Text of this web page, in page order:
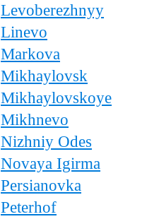
Levoberezhnyy
Linevo
Markova
Mikhaylovsk
Mikhaylovskoye
Mikhnevo
Nizhniy Odes
Novaya Igirma
Persianovka
Peterhof